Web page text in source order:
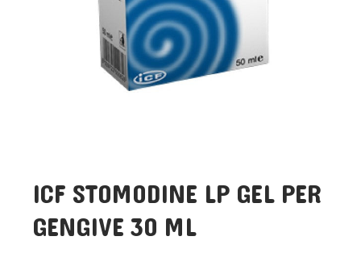
ICF STOMODINE LP GEL PER
GENGIVE 30 ML